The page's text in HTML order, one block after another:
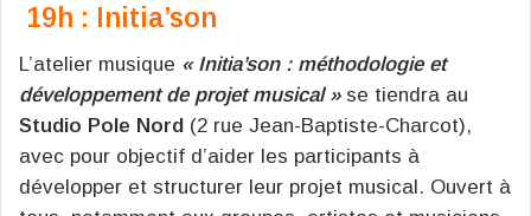
19h : Initia’son
L’atelier musique « Initia’son : méthodologie et
développement de projet musical »se tiendra au
Studio Pole Nord (2 rue Jean-Baptiste-Charcot),
avec pour objectif d’aider les participants à
développer et structurer leur projet musical. Ouvert à